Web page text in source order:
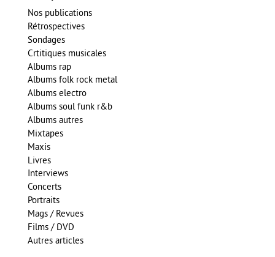
Nos publications
Rétrospectives
Sondages
Crtitiques musicales
Albums rap
Albums folk rock metal
Albums electro
Albums soul funk r&b
Albums autres
Mixtapes
Maxis
Livres
Interviews
Concerts
Portraits
Mags / Revues
Films / DVD
Autres articles